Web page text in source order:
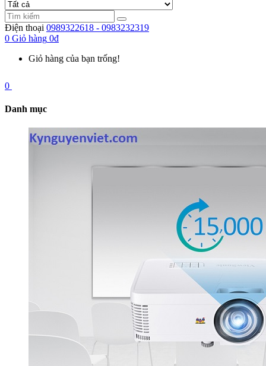
Điện thoại 0989322618 - 0983232319
0 Giỏ hàng 0đ
Giỏ hàng của bạn trống!
0
Danh mục